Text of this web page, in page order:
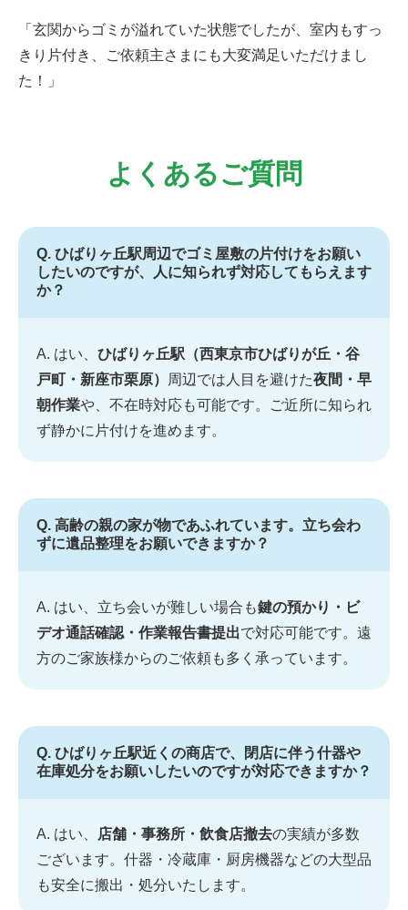
「玄関からゴミが溢れていた状態でしたが、室内もすっ
きり片付き、ご依頼主さまにも大変満足いただけまし
た！」
よくあるご質問
Q. ひばりヶ丘駅周辺でゴミ屋敷の片付けをお願い
したいのですが、人に知られず対応してもらえます
か？
A. はい、 ひばりヶ丘駅（西東京市ひばりが丘・谷
戸町・新座市栗原）
周辺では人目を避けた夜間・早
朝作業や、不在時対応も可能です。ご近所に知られ
ず静かに片付けを進めます。
Q. 高齢の親の家が物であふれています。立ち会わ
ずに遺品整理をお願いできますか？
A. はい、立ち会いが難しい場合も鍵の預かり・ビ
デオ通話確認・作業報告書提出で対応可能です。遠
方のご家族様からのご依頼も多く承っています。
Q. ひばりヶ丘駅近くの商店で、閉店に伴う什器や
在庫処分をお願いしたいのですが対応できますか？
A. はい、 店舗・事務所・飲食店撤去の実績が多数
ございます。什器・冷蔵庫・厨房機器などの大型品
も安全に搬出・処分いたします。